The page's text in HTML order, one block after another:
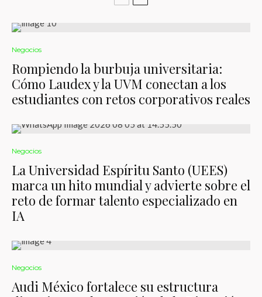
Negocios
Rompiendo la burbuja universitaria:
Cómo Laudex y la UVM conectan a los
estudiantes con retos corporativos reales
Negocios
La Universidad Espíritu Santo (UEES)
marca un hito mundial y advierte sobre el
reto de formar talento especializado en
IA
Negocios
Audi México fortalece su estructura